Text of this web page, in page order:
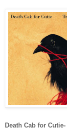
Death Cab for Cutie-